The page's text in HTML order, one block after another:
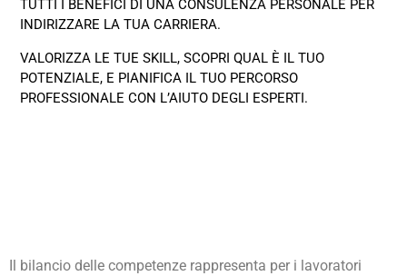
TUTTI I BENEFICI DI UNA CONSULENZA PERSONALE PER
INDIRIZZARE LA TUA CARRIERA.
VALORIZZA LE TUE SKILL, SCOPRI QUAL È IL TUO
POTENZIALE, E PIANIFICA IL TUO PERCORSO
PROFESSIONALE CON L’AIUTO DEGLI ESPERTI.
Il bilancio delle competenze rappresenta per i lavoratori